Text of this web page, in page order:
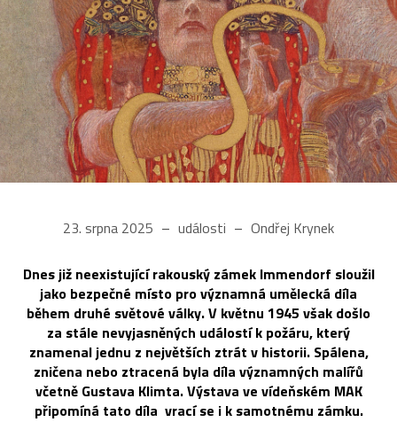
23. srpna 2025 události Ondřej Krynek
Dnes již neexistující rakouský zámek Immendorf sloužil
jako bezpečné místo pro významná umělecká díla
během druhé světové války. V květnu 1945 však došlo
za stále nevyjasněných událostí k požáru, který
znamenal jednu z největších ztrát v historii. Spálena,
zničena nebo ztracená byla díla významných malířů
včetně Gustava Klimta. Výstava ve vídeňském MAK
připomíná tato díla vrací se i k samotnému zámku.